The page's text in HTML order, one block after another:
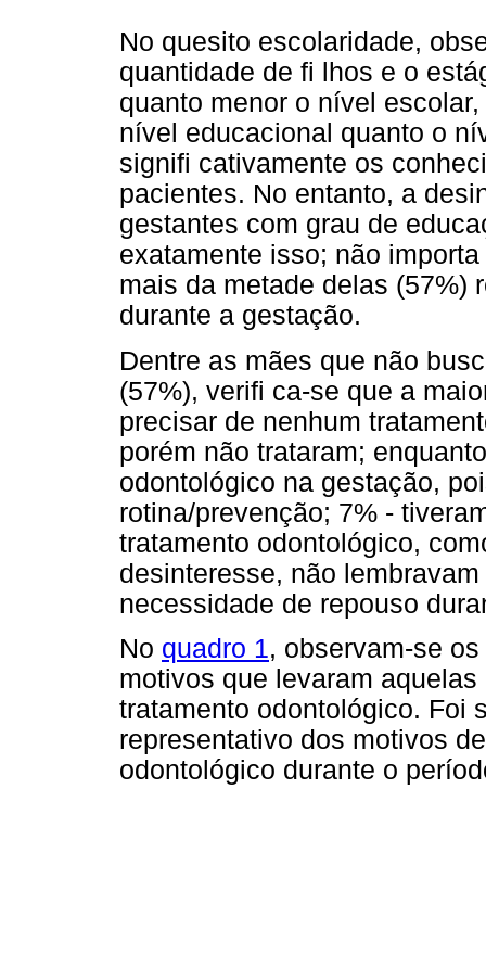
No quesito escolaridade,
quantidade de fi lhos e o
quanto menor o nível
nível educacional quanto o
signifi cativamente os
pacientes. No entanto, a
gestantes com grau de
exatamente isso; não
mais da metade delas (57%)
durante a gestação.
Dentre as mães que não
(57%), verifi ca-se que a
precisar de nenhum
porém não trataram;
odontológico na gestação,
rotina/prevenção; 7% -
tratamento odontológico,
desinteresse, não
necessidade de repouso
No quadro 1, observam-se
motivos que levaram
tratamento odontológico. Foi
representativo dos motivos
odontológico durante o